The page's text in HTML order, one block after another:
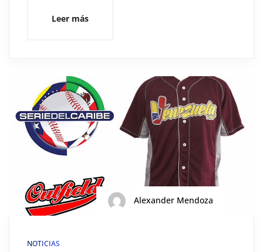
Leer más
Alexander Mendoza
NOTICIAS